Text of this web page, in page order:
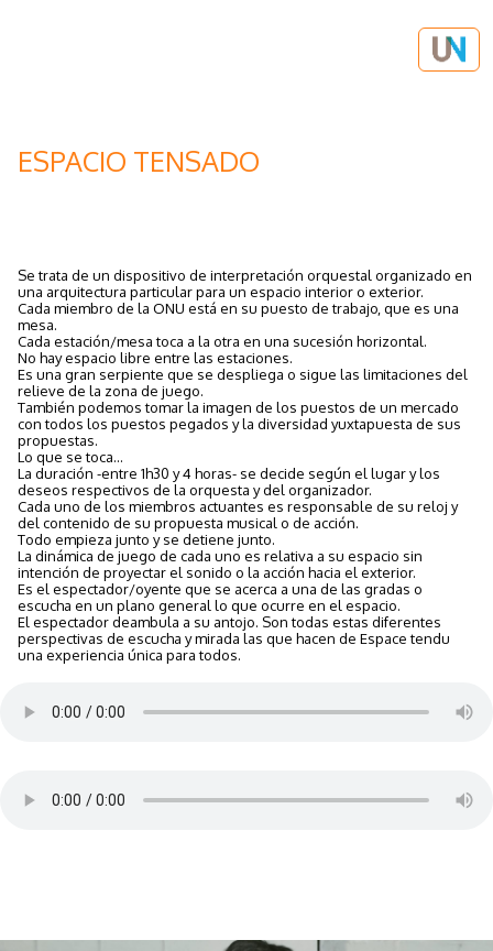
ESPACIO TENSADO
Se trata de un dispositivo de interpretación orquestal organizado en
una arquitectura particular para un espacio interior o exterior.
Cada miembro de la ONU está en su puesto de trabajo, que es una
mesa.
Cada estación/mesa toca a la otra en una sucesión horizontal.
No hay espacio libre entre las estaciones.
Es una gran serpiente que se despliega o sigue las limitaciones del
relieve de la zona de juego.
También podemos tomar la imagen de los puestos de un mercado
con todos los puestos pegados y la diversidad yuxtapuesta de sus
propuestas.
Lo que se toca...
La duración -entre 1h30 y 4 horas- se decide según el lugar y los
deseos respectivos de la orquesta y del organizador.
Cada uno de los miembros actuantes es responsable de su reloj y
del contenido de su propuesta musical o de acción.
Todo empieza junto y se detiene junto.
La dinámica de juego de cada uno es relativa a su espacio sin
intención de proyectar el sonido o la acción hacia el exterior.
Es el espectador/oyente que se acerca a una de las gradas o
escucha en un plano general lo que ocurre en el espacio.
El espectador deambula a su antojo. Son todas estas diferentes
perspectivas de escucha y mirada las que hacen de Espace tendu
una experiencia única para todos.